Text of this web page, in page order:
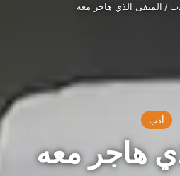
/ المنفى الذي هاجر معه
أدب
هاجر معه